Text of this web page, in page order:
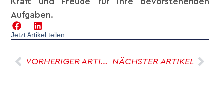
Aufgaben.
Jetzt Artikel teilen:
VORHERIGER ARTIKEL NÄCHSTER ARTIKEL